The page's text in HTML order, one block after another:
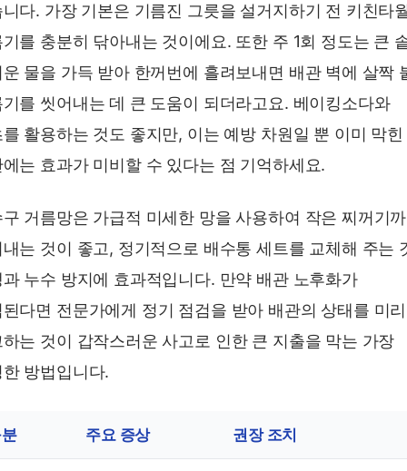
다. 가장 기본은 기름진 그릇을 설거지하기 전 키친타
를 충분히 닦아내는 것이에요. 또한 주 1회 정도는 큰
물을 가득 받아 한꺼번에 흘려보내면 배관 벽에 살짝
를 씻어내는 데 큰 도움이 되더라고요. 베이킹소다와
활용하는 것도 좋지만, 이는 예방 차원일 뿐 이미 막힌
는 효과가 미비할 수 있다는 점 기억하세요.
거름망은 가급적 미세한 망을 사용하여 작은 찌꺼기
는 것이 좋고, 정기적으로 배수통 세트를 교체해 주는
누수 방지에 효과적입니다. 만약 배관 노후화가
다면 전문가에게 정기 점검을 받아 배관의 상태를 미리
는 것이 갑작스러운 사고로 인한 큰 지출을 막는 가장
방법입니다.
주요 증상 권장 조치